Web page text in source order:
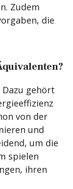
Zudem
die
gehört
von der
und
um die
spielen
ihren